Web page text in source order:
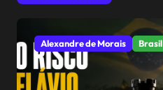
Alexandre de Morais Brasil